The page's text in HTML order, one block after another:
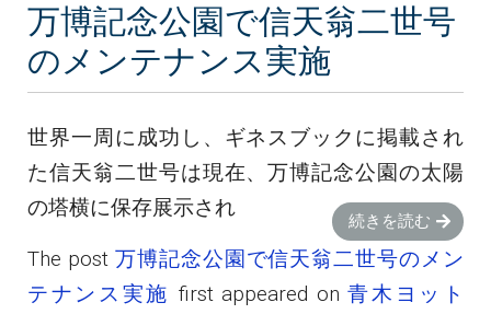
万博記念公園で信天翁二世号
のメンテナンス実施
世界一周に成功し、ギネスブックに掲載され
た信天翁二世号は現在、万博記念公園の太陽
の塔横に保存展示され
続きを読む
The post 万博記念公園で信天翁二世号のメン
テナンス実施 first appeared on青木ヨット